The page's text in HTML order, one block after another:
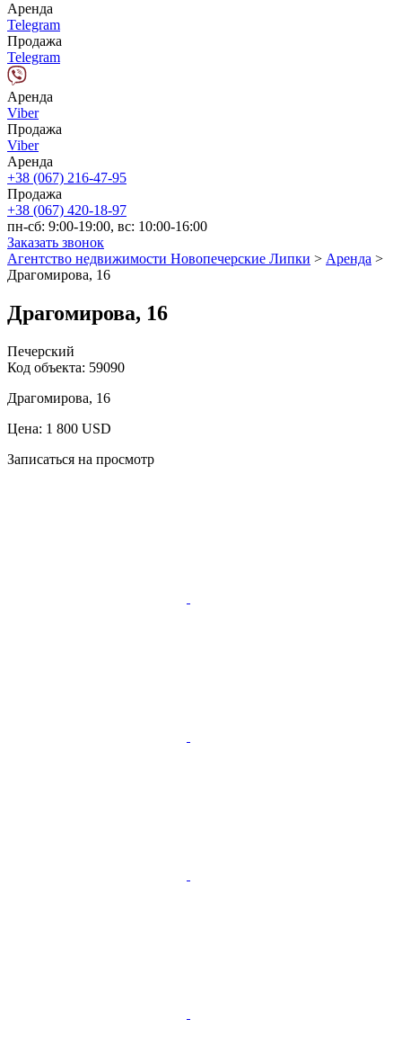
Аренда
Telegram
Продажа
Telegram
Аренда
Viber
Продажа
Viber
Аренда
+38 (067) 216-47-95
Продажа
+38 (067) 420-18-97
пн-сб: 9:00-19:00, вс: 10:00-16:00
Заказать звонок
Агентство недвижимости Новопечерские Липки > Аренда >
Драгомирова, 16
Драгомирова, 16
Печерский
Код объекта: 59090
Драгомирова, 16
Цена: 1 800 USD
Записаться на просмотр